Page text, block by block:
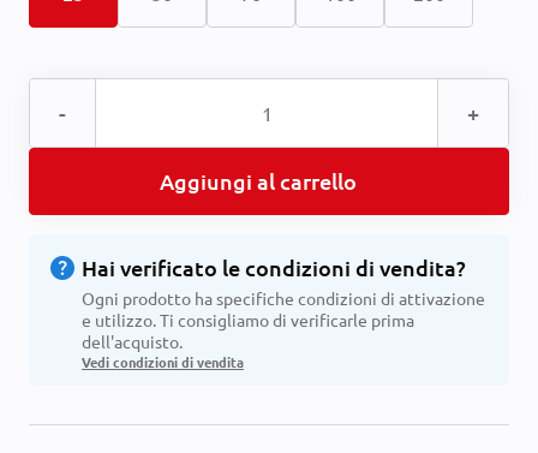
- +
Aggiungi al carrello
help Hai verificato le condizioni di vendita?
Ogni prodotto ha specifiche condizioni di attivazione
e utilizzo. Ti consigliamo di verificarle prima
dell'acquisto.
Vedi condizioni di vendita